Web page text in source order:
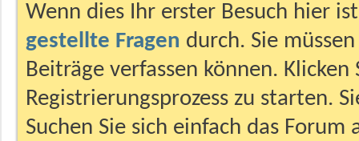
Wenn dies Ihr erster Besuch hier
gestellte Fragen durch. Sie
Beiträge verfassen können.
Registrierungsprozess zu starten.
Suchen Sie sich einfach das